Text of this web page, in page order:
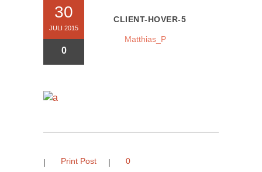
30
JULI 2015
0
CLIENT-HOVER-5
Matthias_P
Print Post 0